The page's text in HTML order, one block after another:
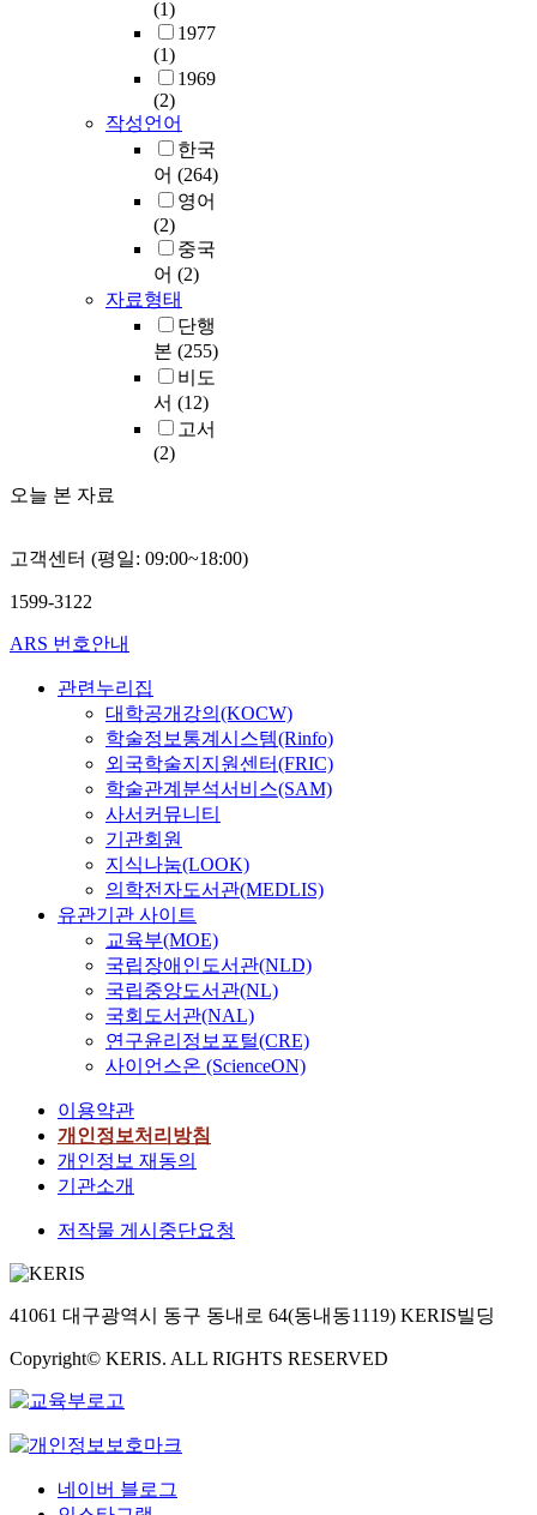
(1)
1977
(1)
1969
(2)
작성언어
한국
어 (264)
영어
(2)
중국
어 (2)
자료형태
단행
본 (255)
비도
서 (12)
고서
(2)
오늘 본 자료
고객센터 (평일: 09:00~18:00)
1599-3122
ARS 번호안내
관련누리집
대학공개강의(KOCW)
학술정보통계시스템(Rinfo)
외국학술지지원센터(FRIC)
학술관계분석서비스(SAM)
사서커뮤니티
기관회원
지식나눔(LOOK)
의학전자도서관(MEDLIS)
유관기관 사이트
교육부(MOE)
국립장애인도서관(NLD)
국립중앙도서관(NL)
국회도서관(NAL)
연구윤리정보포털(CRE)
사이언스온 (ScienceON)
이용약관
개인정보처리방침
개인정보 재동의
기관소개
저작물 게시중단요청
41061 대구광역시 동구 동내로 64(동내동1119) KERIS빌딩
Copyright© KERIS. ALL RIGHTS RESERVED
네이버 블로그